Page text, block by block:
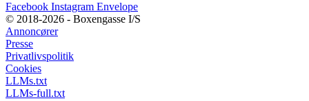
Facebook Instagram Envelope
© 2018-2026 - Boxengasse I/S
Annoncører
Presse
Privatlivspolitik
Cookies
LLMs.txt
LLMs-full.txt